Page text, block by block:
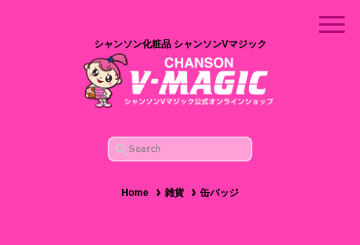
シャンソン化粧品 シャンソンVマジック
Home 雑貨 缶バッジ